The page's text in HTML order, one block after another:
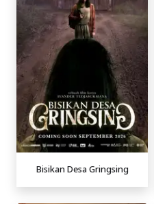
Bisikan Desa Gringsing